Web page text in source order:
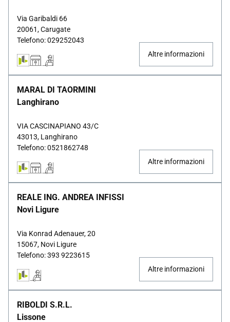
Via Garibaldi 66
20061, Carugate
Telefono: 029252043
Altre informazioni
MARAL DI TAORMINI
Langhirano
VIA CASCINAPIANO 43/C
43013, Langhirano
Telefono: 0521862748
Altre informazioni
REALE ING. ANDREA INFISSI
Novi Ligure
Via Konrad Adenauer, 20
15067, Novi Ligure
Telefono: 393 9223615
Altre informazioni
RIBOLDI S.R.L.
Lissone